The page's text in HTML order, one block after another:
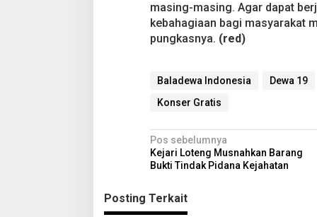
masing-masing. Agar dapat
kebahagiaan bagi masyarakat
pungkasnya. (red)
Baladewa Indonesia Dewa 19
Konser Gratis
N
a
i
Pos sebelumnya
Kejari Loteng Musnahkan Barang
Bukti Tindak Pidana Kejahatan
Posting Terkait